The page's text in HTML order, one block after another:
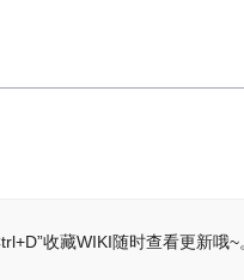
收藏WIKI随时查看更新哦